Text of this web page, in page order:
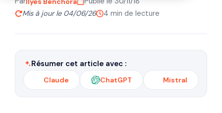
Mis à jour le 04/06/26
4 min de lecture
Résumer cet article avec :
Claude ChatGPT Mistral